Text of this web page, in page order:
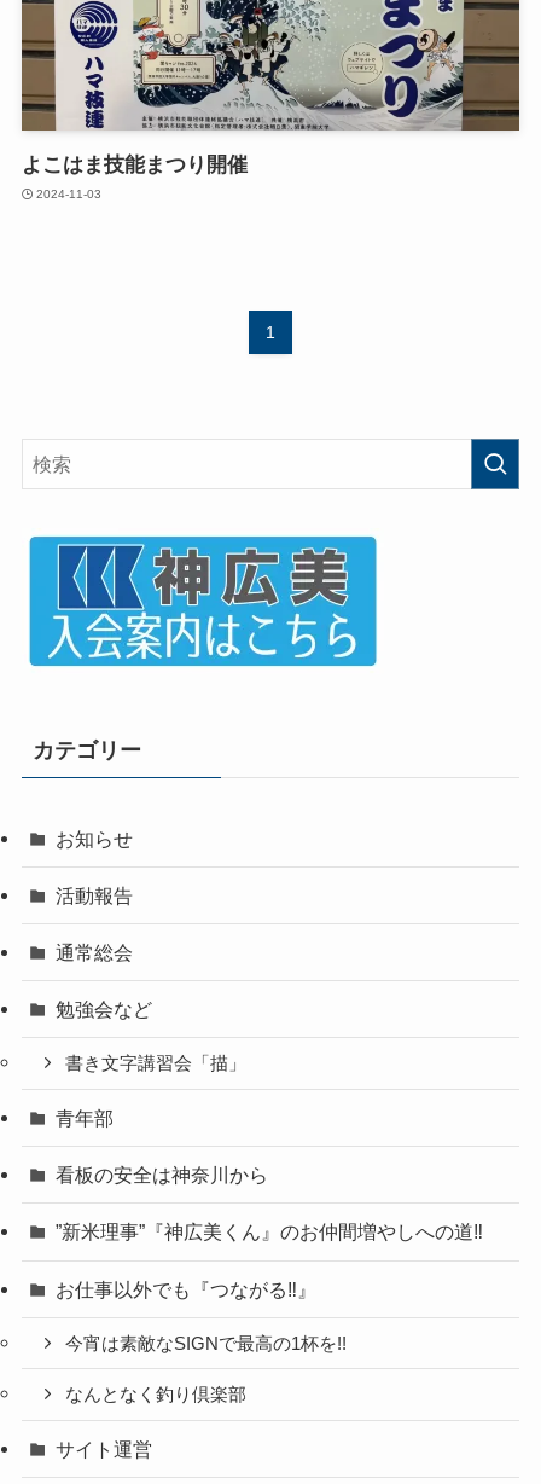
よこはま技能まつり開催
2024-11-03
1
カテゴリー
お知らせ
活動報告
通常総会
勉強会など
書き文字講習会「描」
青年部
看板の安全は神奈川から
”新米理事”『神広美くん』のお仲間増やしへの道‼
お仕事以外でも『つながる‼』
今宵は素敵なSIGNで最高の1杯を!!
なんとなく釣り倶楽部
サイト運営